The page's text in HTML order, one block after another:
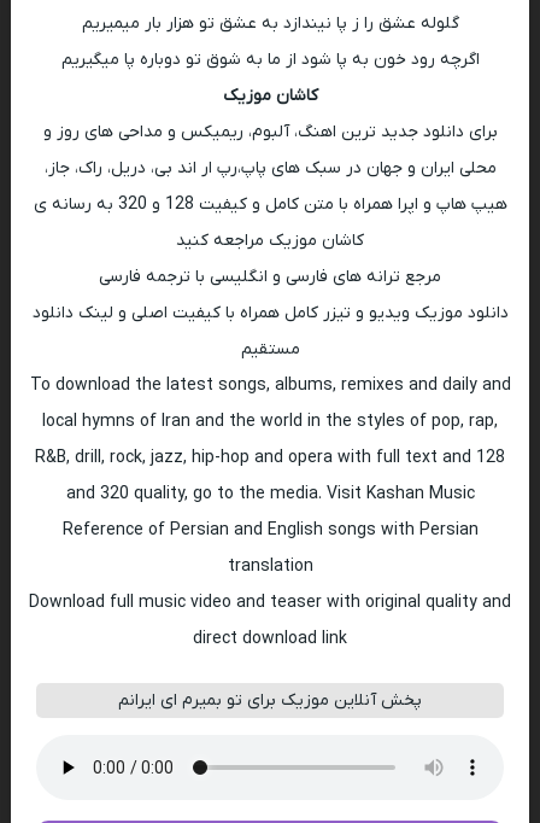
گلوله عشق را ز پا نیندازد به عشق تو هزار بار میمیریم
اگرچه رود خون به پا شود از ما به شوق تو دوباره پا میگیریم
کاشان موزیک
برای دانلود جدید ترین اهنگ، آلبوم، ریمیکس و مداحی های روز و
محلی ایران و جهان در سبک های پاپ،رپ ار اند بی، دریل، راک، جاز،
هیپ هاپ و اپرا همراه با متن کامل و کیفیت 128 و 320 به رسانه ی
کاشان موزیک مراجعه کنید
مرجع ترانه های فارسی و انگلیسی با ترجمه فارسی
دانلود موزیک ویدیو و تیزر کامل همراه با کیفیت اصلی و لینک دانلود
مستقیم
To download the latest songs, albums, remixes and daily and
local hymns of Iran and the world in the styles of pop, rap,
R&B, drill, rock, jazz, hip-hop and opera with full text and 128
and 320 quality, go to the media. Visit Kashan Music
Reference of Persian and English songs with Persian
translation
Download full music video and teaser with original quality and
direct download link
پخش آنلاین موزیک برای تو بمیرم ای ایرانم